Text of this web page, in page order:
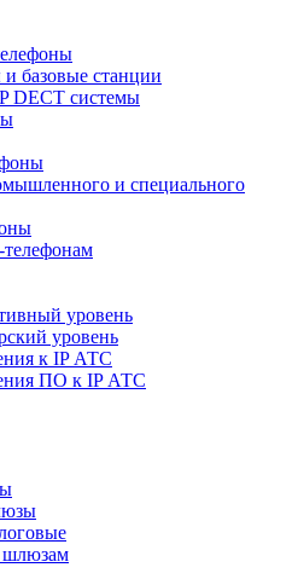
базовые станции
DECT системы
и специального
уровень
уровень
к IP АТС
ПО к IP АТС
шлюзам